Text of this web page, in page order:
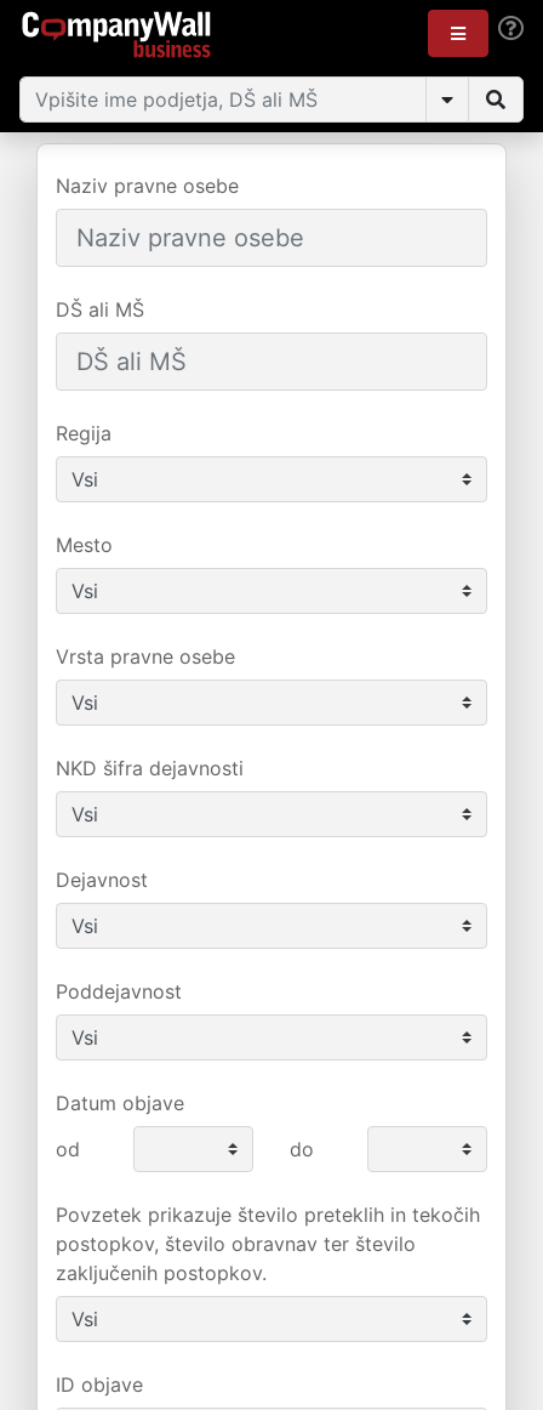
Naziv pravne osebe
DŠ ali MŠ
Regija
Mesto
Vrsta pravne osebe
NKD šifra dejavnosti
Dejavnost
Poddejavnost
Datum objave
od
do
Povzetek prikazuje število preteklih in tekočih
postopkov, število obravnav ter število
zaključenih postopkov.
ID objave